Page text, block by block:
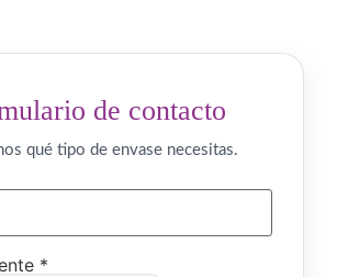
de contacto
qué tipo de envase necesitas.
*